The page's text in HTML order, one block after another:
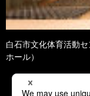
白石市文化体育活動
ホール）